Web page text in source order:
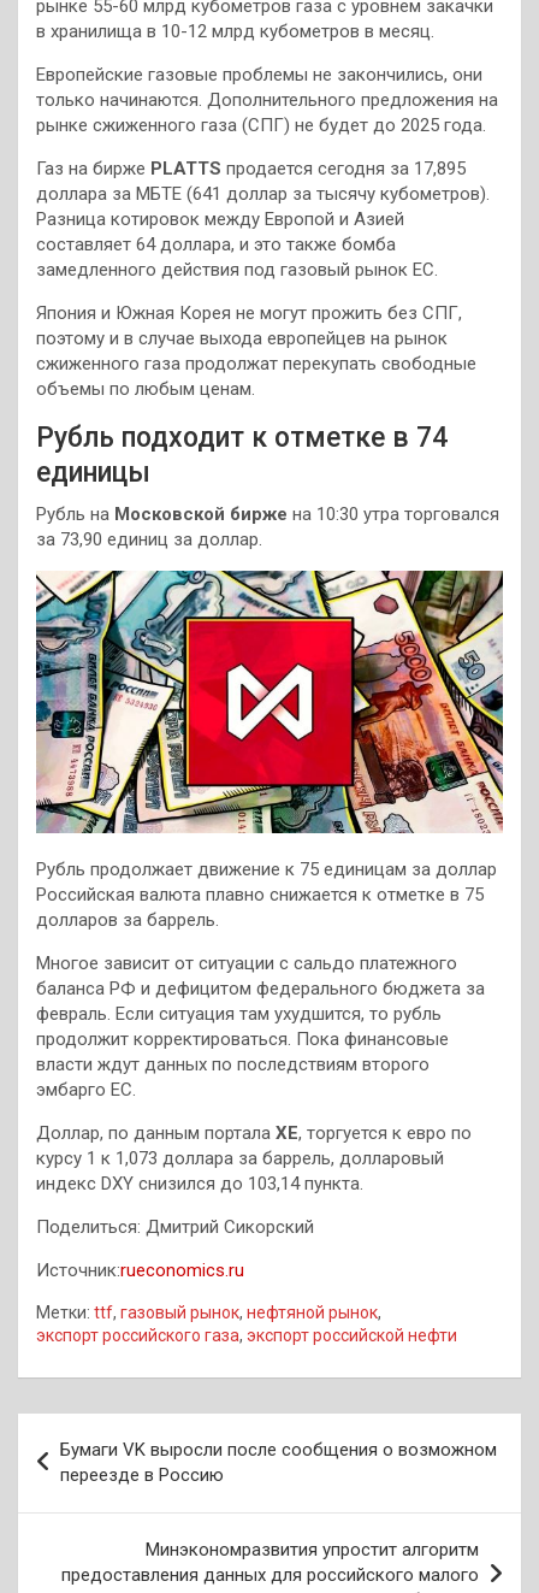
рынке 55-60 млрд кубометров газа с уровнем закачки
в хранилища в 10-12 млрд кубометров в месяц.
Европейские газовые проблемы не закончились, они
только начинаются. Дополнительного предложения на
рынке сжиженного газа (СПГ) не будет до 2025 года.
Газ на бирже PLATTS продается сегодня за 17,895
доллара за МБТЕ (641 доллар за тысячу кубометров).
Разница котировок между Европой и Азией
составляет 64 доллара, и это также бомба
замедленного действия под газовый рынок ЕС.
Япония и Южная Корея не могут прожить без СПГ,
поэтому и в случае выхода европейцев на рынок
сжиженного газа продолжат перекупать свободные
объемы по любым ценам.
Рубль подходит к отметке в 74
единицы
Рубль на Московской бирже на 10:30 утра торговался
за 73,90 единиц за доллар.
Рубль продолжает движение к 75 единицам за доллар
Российская валюта плавно снижается к отметке в 75
долларов за баррель.
Многое зависит от ситуации с сальдо платежного
баланса РФ и дефицитом федерального бюджета за
февраль. Если ситуация там ухудшится, то рубль
продолжит корректироваться. Пока финансовые
власти ждут данных по последствиям второго
эмбарго ЕС.
Доллар, по данным портала XE, торгуется к евро по
курсу 1 к 1,073 доллара за баррель, долларовый
индекс DXY снизился до 103,14 пункта.
Поделиться: Дмитрий Сикорский
Источник:rueconomics.ru
Метки: ttf, газовый рынок, нефтяной рынок,
экспорт российского газа, экспорт российской нефти
по
записям
Бумаги VK выросли после сообщения о возможном
переезде в Россию
Минэкономразвития упростит алгоритм
предоставления данных для российского малого